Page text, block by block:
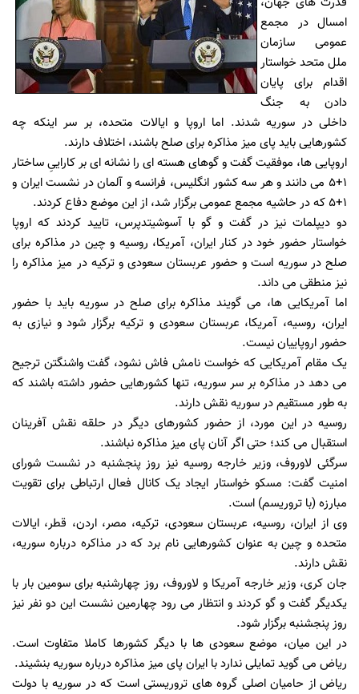
امسال در مجمع
عمومی سازمان
ملل متحد خواستار
اقدام برای پایان
دادن به جنگ
داخلی در سوریه شدند. اما اروپا و ایالات متحده، بر سر اینکه چه
کشورهایی باید پای میز مذاکره برای صلح باشند، اختلاف دارند.
اروپایی ها، موفقیت گفت و گوهای هسته ای را نشانه ای بر کاراییِ ساختار
1+5 می دانند و هر سه کشور انگلیس، فرانسه و آلمان در نشست ایران و
1+5 که در حاشیه مجمع عمومی برگزار شد، از این موضع دفاع کردند.
دو دیپلمات نیز در گفت و گو با آسوشیتدپرس، تایید کردند که اروپا
خواستار حضور خود در کنار ایران، آمریکا، روسیه و چین در مذاکره برای
صلح در سوریه است و حضور عربستان سعودی و ترکیه در میز مذاکره را
نیز منطقی می داند.
اما آمریکایی ها، می گویند مذاکره برای صلح در سوریه باید با حضور
ایران، روسیه، آمریکا، عربستان سعودی و ترکیه برگزار شود و نیازی به
حضور اروپاییان نیست.
یک مقام آمریکایی که خواست نامش فاش نشود، گفت واشنگتن ترجیح
می دهد در مذاکره بر سر سوریه، تنها کشورهایی حضور داشته باشند که
به طور مستقیم در سوریه نقش دارند.
روسیه در این مورد، از حضور کشورهای دیگر در حلقه نقش آفرینان
استقبال می کند؛ حتی اگر آنان پای میز مذاکره نباشند.
سرگئی لاوروف، وزیر خارجه روسیه نیز روز پنجشنبه در نشست شورای
امنیت گفت: مسکو خواستار ایجاد یک کانال فعال ارتباطی برای تقویت
مبارزه (با تروریسم) است.
وی از ایران، روسیه، عربستان سعودی، ترکیه، مصر، اردن، قطر، ایالات
متحده و چین به عنوان کشورهایی نام برد که در مذاکره درباره سوریه،
نقش دارند.
جان کری، وزیر خارجه آمریکا و لاوروف، روز چهارشنبه برای سومین بار با
یکدیگر گفت و گو کردند و انتظار می رود چهارمین نشست این دو نفر نیز
روز پنجشنبه برگزار شود.
در این میان، موضع سعودی ها با دیگر کشورها کاملا متفاوت است.
ریاض می گوید تمایلی ندارد با ایران پای میز مذاکره درباره سوریه بنشیند.
ریاض از حامیان اصلی گروه های تروریستی است که در سوریه با دولت